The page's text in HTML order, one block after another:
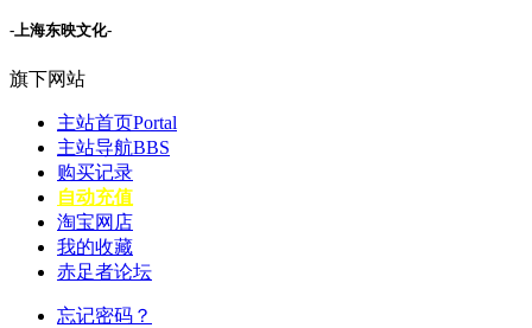
-上海东映文化-
旗下网站
主站首页Portal
主站导航BBS
购买记录
自动充值
淘宝网店
我的收藏
赤足者论坛
忘记密码？